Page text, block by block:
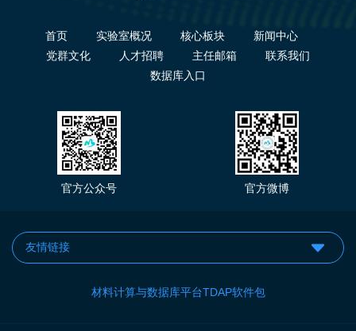
首页 实验室概况 核心板块
新闻中心
党群文化
人才招聘 主任邮箱
联系我们
数据库入口
官方公众号 官方微博
材料计算与数据库平台TDAP软件包